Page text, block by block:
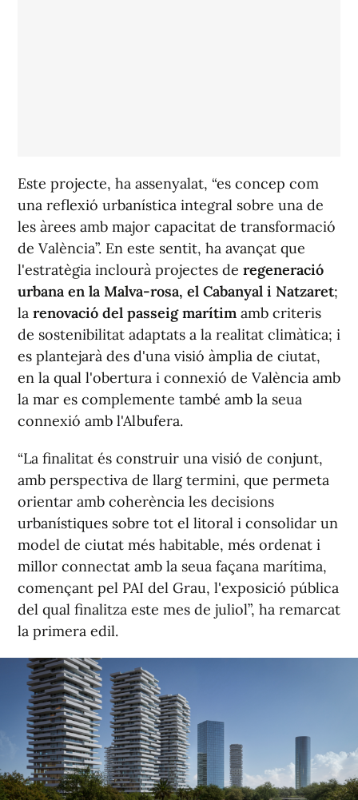
Este projecte, ha assenyalat, “es concep com
una reflexió urbanística integral sobre una de
les àrees amb major capacitat de transformació
de València”. En este sentit, ha avançat que
l'estratègia inclourà projectes de regeneració
urbana en la Malva-rosa, el Cabanyal i Natzaret;
la renovació del passeig marítim amb criteris
de sostenibilitat adaptats a la realitat climàtica; i
es plantejarà des d'una visió àmplia de ciutat,
en la qual l'obertura i connexió de València amb
la mar es complemente també amb la seua
connexió amb l'Albufera.
“La finalitat és construir una visió de conjunt,
amb perspectiva de llarg termini, que permeta
orientar amb coherència les decisions
urbanístiques sobre tot el litoral i consolidar un
model de ciutat més habitable, més ordenat i
millor connectat amb la seua façana marítima,
començant pel PAI del Grau, l'exposició pública
del qual finalitza este mes de juliol”, ha remarcat
la primera edil.